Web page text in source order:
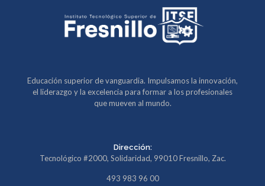
Educación superior de vanguardia. Impulsamos la innovación,
el liderazgo y la excelencia para formar a los profesionales
que mueven al mundo.
Dirección:
Tecnológico #2000, Solidaridad, 99010 Fresnillo, Zac.
493 983 96 00